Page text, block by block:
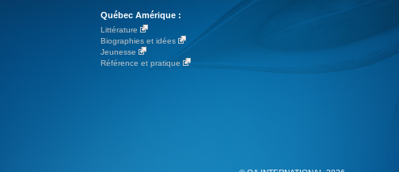
Québec Amérique :
Littérature
Biographies et idées
Jeunesse
Référence et pratique